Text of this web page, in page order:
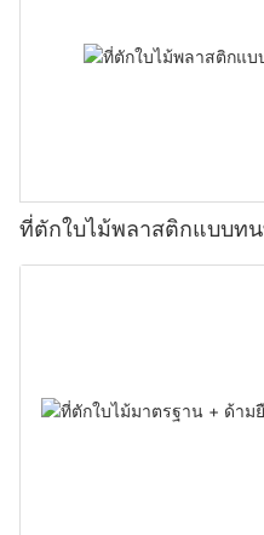
ที่ตักใบไม้พลาสติกแบบท